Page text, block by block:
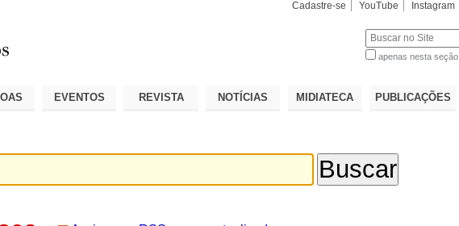
Cadastre-se YouTube Instagram
apenas nesta seção
EVENTOS REVISTA NOTÍCIAS MIDIATECA PUBLICAÇÕES